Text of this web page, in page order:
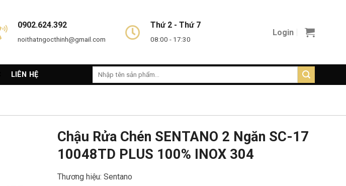
0902.624.392
noithatngocthinh@gmail.com
Thứ 2 - Thứ 7
08:00 - 17:30
Login
LIÊN HỆ
Search
Chậu Rửa Chén SENTANO 2 Ngăn SC-17
10048TD PLUS 100% INOX 304
Thương hiệu: Sentano